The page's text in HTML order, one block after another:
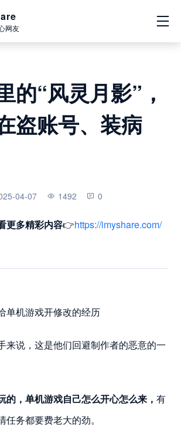
网友
的“风灵月影”，
盗账号、装病
04-07 1492 0
更多精彩内容👉https://imyshare.com/
单机游戏开修改的经历
来说，这是他们回避制作者的恶意的一
的，单机游戏自己怎么开心怎么来，有
务都要费老大的劲。